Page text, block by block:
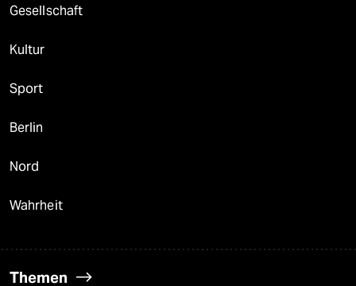
Gesellschaft
Kultur
Sport
Berlin
Nord
Wahrheit
Themen